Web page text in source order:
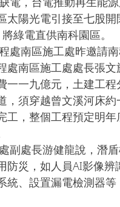
太陽光電引接至七股
綠電直供南科園區。
處南區施工處處長張
一一九億元，土建工
，須穿越曾文溪河床
工，整個工程預定明
防災，如人員AI影像
統、設置漏電檢測器